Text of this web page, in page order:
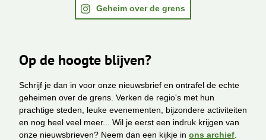
Geheim over de grens
Op de hoogte blijven?
Schrijf je dan in voor onze nieuwsbrief en ontrafel de echte
geheimen over de grens. Verken de regio's met hun
prachtige steden, leuke evenementen, bijzondere activiteiten
en nog heel veel meer... Wil je eerst een indruk krijgen van
onze nieuwsbrieven? Neem dan een kijkje in ons archief